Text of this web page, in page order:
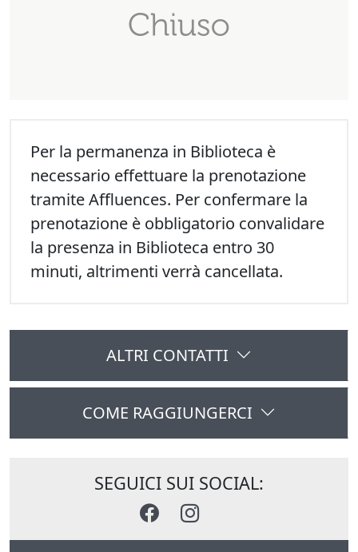
Per la permanenza in Biblioteca è
necessario effettuare la prenotazione
tramite Affluences. Per confermare la
prenotazione è obbligatorio convalidare
la presenza in Biblioteca entro 30
minuti, altrimenti verrà cancellata.
ALTRI CONTATTI
COME RAGGIUNGERCI
SEGUICI SUI SOCIAL: